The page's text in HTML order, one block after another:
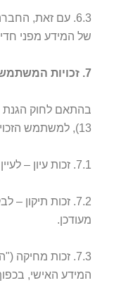
6.3. עם זאת,
של המידע מפני
7. זכויות המשתמשים
13), למשתמש הזכויות הבאות:
7.1. זכות עיון – לעיין במידע שנשמר עליו במאגרי החברה.
7.2. זכות תיקון
מעודכן.
7.3. זכות
המידע האישי,